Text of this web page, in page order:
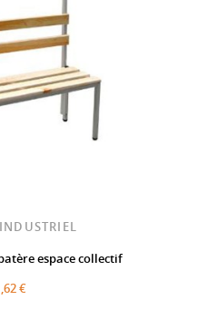
espace collectif
€